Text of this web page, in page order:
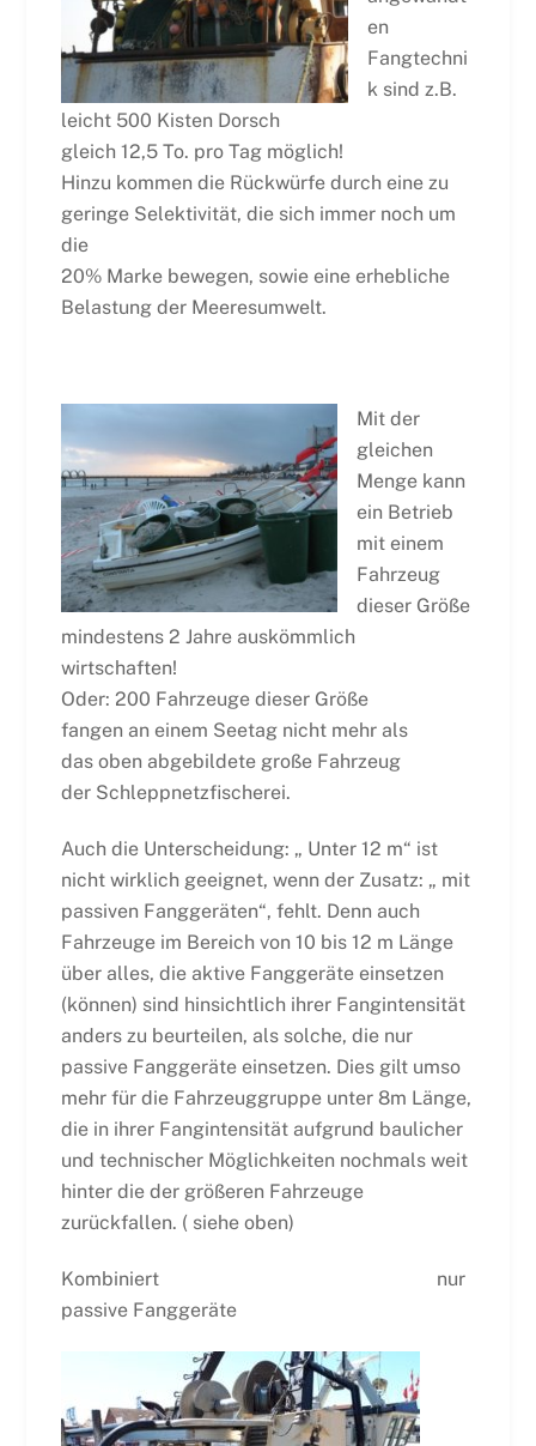
en
Fangtechni
k sind z.B.
leicht 500 Kisten Dorsch
gleich 12,5 To. pro Tag möglich!
Hinzu kommen die Rückwürfe durch eine zu
geringe Selektivität, die sich immer noch um
die
20% Marke bewegen, sowie eine erhebliche
Belastung der Meeresumwelt.
Mit der
gleichen
Menge kann
ein Betrieb
mit einem
Fahrzeug
dieser Größe
mindestens 2 Jahre auskömmlich
wirtschaften!
Oder: 200 Fahrzeuge dieser Größe
fangen an einem Seetag nicht mehr als
das oben abgebildete große Fahrzeug
der Schleppnetzfischerei.
Auch die Unterscheidung: „ Unter 12 m“ ist
nicht wirklich geeignet, wenn der Zusatz: „ mit
passiven Fanggeräten“, fehlt. Denn auch
Fahrzeuge im Bereich von 10 bis 12 m Länge
über alles, die aktive Fanggeräte einsetzen
(können) sind hinsichtlich ihrer Fangintensität
anders zu beurteilen, als solche, die nur
passive Fanggeräte einsetzen. Dies gilt umso
mehr für die Fahrzeuggruppe unter 8m Länge,
die in ihrer Fangintensität aufgrund baulicher
und technischer Möglichkeiten nochmals weit
hinter die der größeren Fahrzeuge
zurückfallen. ( siehe oben)
Kombiniert nur
passive Fanggeräte